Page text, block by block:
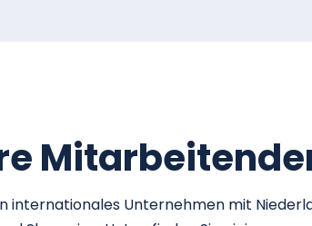
internationales Unternehmen mit